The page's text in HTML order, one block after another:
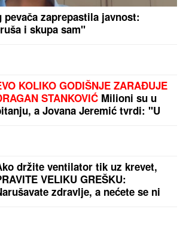
pevača zaprepastila javnost:
i skupa sam"
KOLIKO GODIŠNJE ZARAĐUJE
STANKOVIĆ Milioni su u
a Jovana Jeremić tvrdi: "U
držite ventilator tik uz krevet,
VELIKU GREŠKU:
zdravlje, a nećete se ni